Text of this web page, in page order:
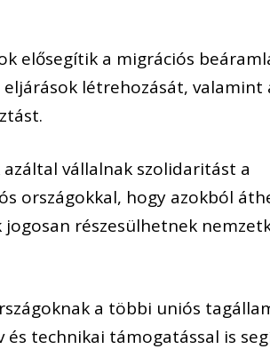
elősegítik a migrációs
létrehozását, valamint
vállalnak szolidaritást a
országokkal, hogy azokból
részesülhetnek
a többi uniós
technikai támogatással is